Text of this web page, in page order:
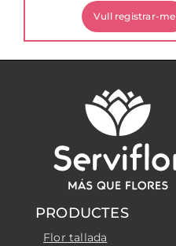
Vull registrar-me
PRODUCTES
Flor tallada